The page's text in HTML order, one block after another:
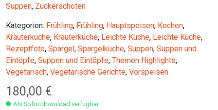
Suppen, Zuckerschoten
Kategorien: Frühling, Frühling, Hauptspeisen, Kochen,
Kräuterküche, Kräuterküche, Leichte Küche, Leichte Küche,
Rezeptfoto, Spargel , Spargelküche, Suppen, Suppen und
Eintöpfe, Suppen und Eintöpfe, Themen Highlights,
Vegetarisch, Vegetarische Gerichte, Vorspeisen
180,00 €
Als Sofortdownload verfügbar